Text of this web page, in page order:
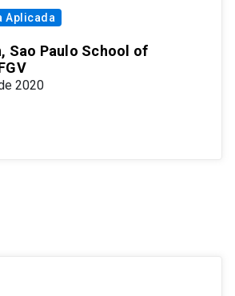
Aplicada
Sao Paulo School of
2020